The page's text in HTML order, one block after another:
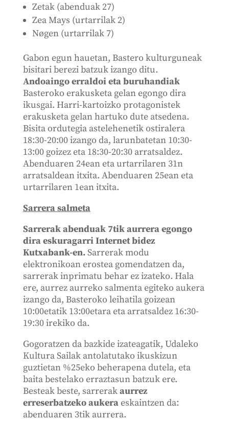
Zetak (abenduak 27)
Zea Mays (urtarrilak 2)
Nøgen (urtarrilak 7)
Gabon egun hauetan, Bastero kulturguneak
bisitari berezi batzuk izango ditu.
Andoaingo erraldoi eta buruhandiak
Basteroko erakusketa gelan egongo dira
ikusgai. Harri-kartoizko protagonistek
erakusketa gelan hartuko dute atsedena.
Bisita ordutegia astelehenetik ostiralera
18:30-20:00 izango da, larunbatetan 10:30-
13:00 goizez eta 18:30-20:30 arratsaldez.
Abenduaren 24ean eta urtarrilaren 31n
arratsaldean itxita. Abenduaren 25ean eta
urtarrilaren 1ean itxita.
Sarrera salmeta
Sarrerak abenduak 7tik aurrera egongo
dira eskuragarri Internet bidez
Kutxabank-en.Sarrerak modu
elektronikoan erostea gomendatzen da,
sarrerak inprimatu behar ez izateko. Hala
ere, aurrez aurreko salmenta egiteko aukera
izango da, Basteroko leihatila goizean
10:00etatik 13:00etara eta arratsaldez 16:30-
19:30 irekiko da.
Gogoratzen da bazkide izateagatik, Udaleko
Kultura Sailak antolatutako ikuskizun
guztietan %25eko beherapena dutela, eta
baita bestelako erraztasun batzuk ere.
Besteak beste, sarrerakaurrez
erreserbatzeko aukeraeskaintzen da:
abenduaren 3tik aurrera.